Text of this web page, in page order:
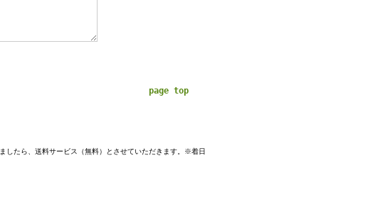
page top
たら、送料サービス（無料）とさせていただきます。※着日